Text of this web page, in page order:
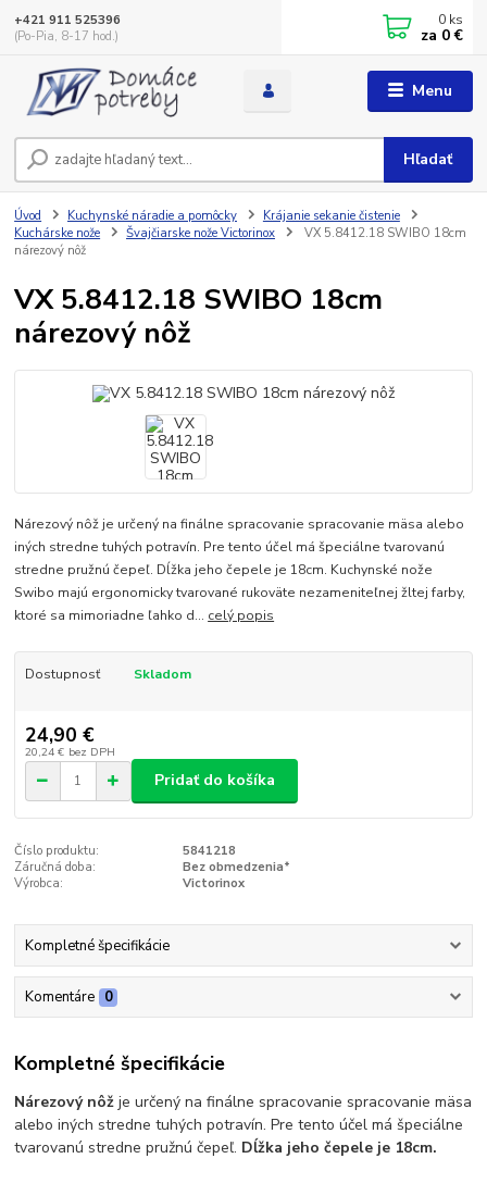
Menu
Hľadať
+421 911 525396
(Po-Pia, 8-17 hod.)
0 ks
za 0 €
Úvod Kuchynské náradie a pomôcky
Krájanie sekanie čistenie
Kuchárske nože
Švajčiarske nože Victorinox
VX 5.8412.18 SWIBO 18cm
nárezový nôž
VX 5.8412.18 SWIBO 18cm
nárezový nôž
Nárezový nôž je určený na finálne spracovanie spracovanie mäsa alebo
iných stredne tuhých potravín. Pre tento účel má špeciálne tvarovanú
stredne pružnú čepeľ. Dĺžka jeho čepele je 18cm. Kuchynské nože
Swibo majú ergonomicky tvarované rukoväte nezameniteľnej žltej farby,
ktoré sa mimoriadne ľahko d... celý popis
Dostupnosť Skladom
24,90 €
20,24 € bez DPH
Pridať do košíka
Číslo produktu:
5841218
Záručná doba:
Bez obmedzenia*
Výrobca:
Victorinox
Kompletné špecifikácie
Komentáre 0
Kompletné špecifikácie
Nárezový nôž je určený na finálne spracovanie spracovanie mäsa
alebo iných stredne tuhých potravín. Pre tento účel má špeciálne
tvarovanú stredne pružnú čepeľ. Dĺžka jeho čepele je 18cm.